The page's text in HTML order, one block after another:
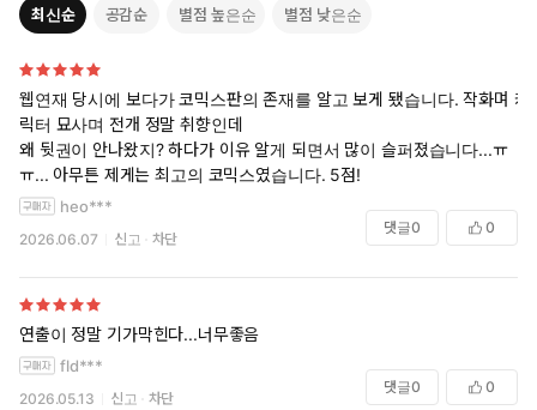
최신순 공감순 별점 높은순 별점 낮은순
웹연재 당시에 보다가 코믹스판의 존재를 알고 보게 됐습니다. 작화며 캐
릭터 묘사며 전개 정말 취향인데
왜 뒷권이 안나왔지? 하다가 이유 알게 되면서 많이 슬퍼졌습니다...ㅠ
ㅠ... 아무튼 제게는 최고의 코믹스였습니다. 5점!
heo***
2026.06.07 신고 차단
댓글0 0
연출이 정말 기가막힌다...너무좋음
fld***
2026.05.13 신고 차단
댓글0 0